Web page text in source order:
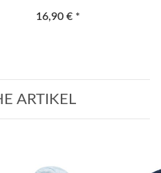
16,90 € *
ARTIKEL